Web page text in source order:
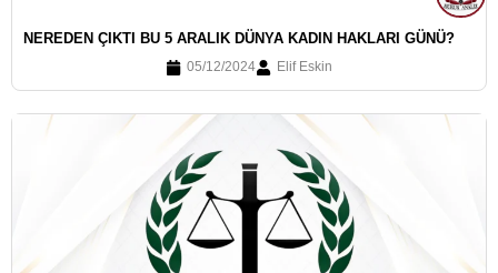
NEREDEN ÇIKTI BU 5 ARALIK DÜNYA KADIN HAKLARI GÜNÜ?
05/12/2024 Elif Eskin